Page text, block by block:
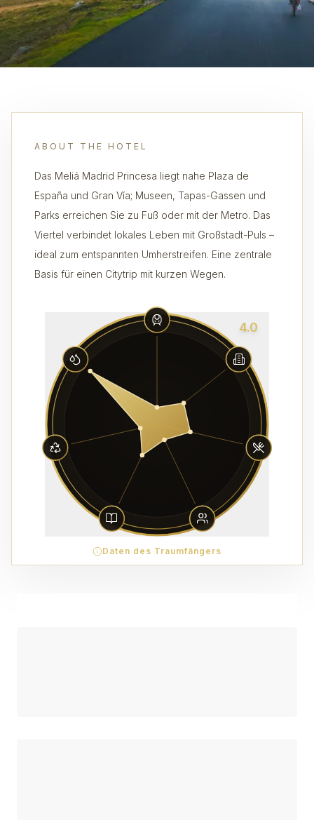
ABOUT THE HOTEL
Das Meliá Madrid Princesa liegt nahe Plaza de
España und Gran Vía; Museen, Tapas-Gassen und
Parks erreichen Sie zu Fuß oder mit der Metro. Das
Viertel verbindet lokales Leben mit Großstadt-Puls –
ideal zum entspannten Umherstreifen. Eine zentrale
Basis für einen Citytrip mit kurzen Wegen.
4.0
Daten des Traumfängers